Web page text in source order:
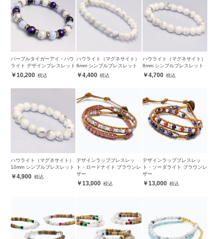
パープルタイガーアイ・ハウ
ライト デザインブレスレット
10,200
ハウライト（マグネサイト）
6mm シンプルブレスレット
4,400
ハウライト（マグネサイト）
8mm シンプルブレスレット
4,700
ハウライト（マグネサイト）
10mm シンプルブレスレット
4,900
デザインラップブレスレッ
ト・ロードナイト ブラウンレ
ザー
13,000
デザインラップブレスレッ
ト・ソーダライト ブラウンレ
ザー
13,000